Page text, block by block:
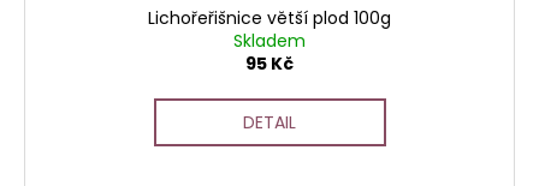
Lichořeřišnice větší plod 100g
Skladem
95 Kč
DETAIL